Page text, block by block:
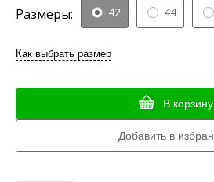
Размеры: 42 44
Как выбрать размер
В корзину